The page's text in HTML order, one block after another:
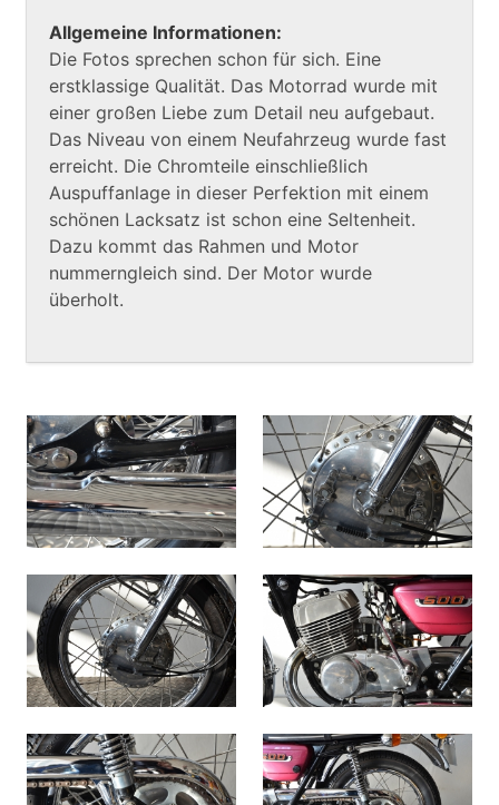
Allgemeine Informationen:
Die Fotos sprechen schon für sich. Eine
erstklassige Qualität. Das Motorrad wurde mit
einer großen Liebe zum Detail neu aufgebaut.
Das Niveau von einem Neufahrzeug wurde fast
erreicht. Die Chromteile einschließlich
Auspuffanlage in dieser Perfektion mit einem
schönen Lacksatz ist schon eine Seltenheit.
Dazu kommt das Rahmen und Motor
nummerngleich sind. Der Motor wurde
überholt.